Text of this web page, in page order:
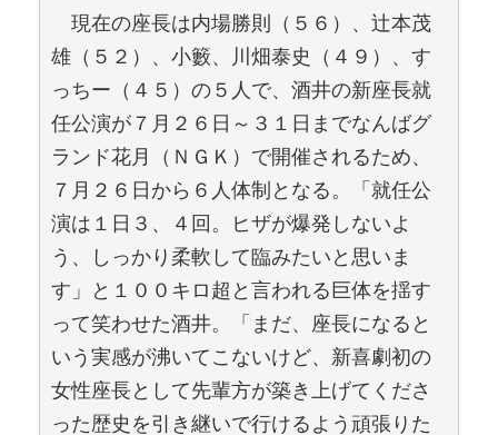
現在の座長は内場勝則（５６）、辻本茂
雄（５２）、小籔、川畑泰史（４９）、す
っちー（４５）の５人で、酒井の新座長就
任公演が７月２６日～３１日までなんばグ
ランド花月（ＮＧＫ）で開催されるため、
７月２６日から６人体制となる。「就任公
演は１日３、４回。ヒザが爆発しないよ
う、しっかり柔軟して臨みたいと思いま
す」と１００キロ超と言われる巨体を揺す
って笑わせた酒井。「まだ、座長になると
いう実感が沸いてこないけど、新喜劇初の
女性座長として先輩方が築き上げてくださ
った歴史を引き継いで行けるよう頑張りた